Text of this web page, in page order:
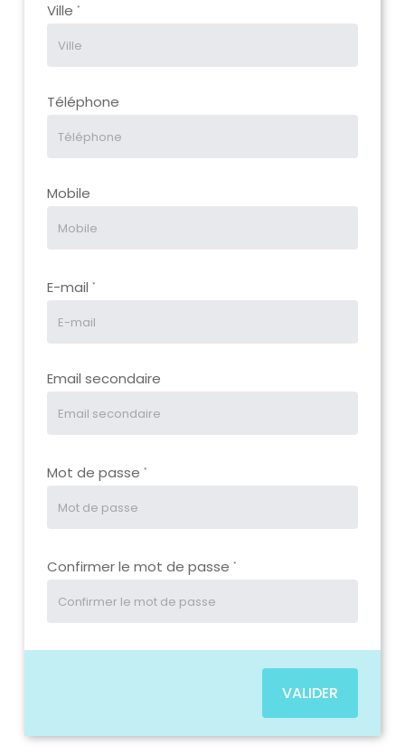
Ville *
Téléphone
Mobile
E-mail *
Email secondaire
Mot de passe *
Confirmer le mot de passe *
VALIDER